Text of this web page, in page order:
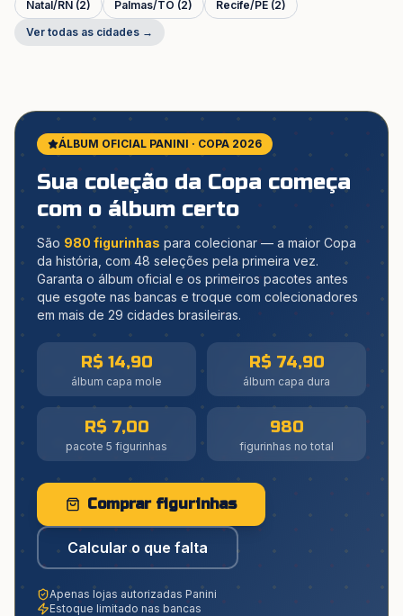
Natal/RN (2) Palmas/TO (2) Recife/PE (2)
Ver todas as cidades →
ÁLBUM OFICIAL PANINI · COPA 2026
Sua coleção da Copa começa
com o álbum certo
São 980 figurinhas para colecionar — a maior Copa
da história, com 48 seleções pela primeira vez.
Garanta o álbum oficial e os primeiros pacotes antes
que esgote nas bancas e troque com colecionadores
em mais de 29 cidades brasileiras.
R$ 14,90
álbum capa mole
R$ 74,90
álbum capa dura
R$ 7,00
pacote 5 figurinhas
980
figurinhas no total
Comprar figurinhas
Calcular o que falta
Apenas lojas autorizadas Panini
Estoque limitado nas bancas